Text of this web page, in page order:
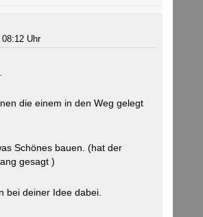
Uhr
die einem in den Weg gelegt
Schönes bauen. (hat der
gesagt )
bei deiner Idee dabei.